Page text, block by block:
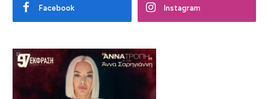
Facebook Instagram